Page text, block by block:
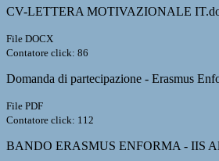
CV-LETTERA MOTIVAZIONALE
File DOCX
Contatore click: 86
Domanda di partecipazione - Erasmus
File PDF
Contatore click: 112
BANDO ERASMUS ENFORMA - IIS